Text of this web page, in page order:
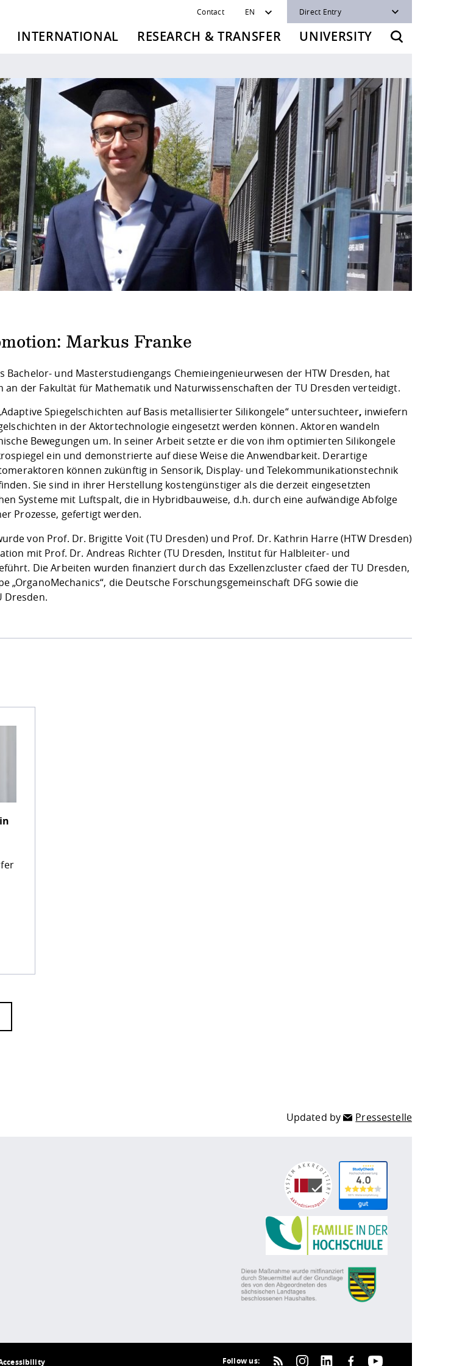
Contact EN Direct Entry
INTERNATIONAL RESEARCH & TRANSFER UNIVERSITY
Markus Franke
Bachelor- und Masterstudiengangs Chemieingenieurwesen der HTW Dresden, hat
der Fakultät für Mathematik und Naturwissenschaften der TU Dresden verteidigt.
Adaptive Spiegelschichten auf Basis metallisierter Silikongele“ untersuchteer, inwiefern
in der Aktortechnologie eingesetzt werden können. Aktoren wandeln
Bewegungen um. In seiner Arbeit setzte er die von ihm optimierten Silikongele
ein und demonstrierte auf diese Weise die Anwendbarkeit. Derartige
können zukünftig in Sensorik, Display- und Telekommunikationstechnik
Sie sind in ihrer Herstellung kostengünstiger als die derzeit eingesetzten
Systeme mit Luftspalt, die in Hybridbauweise, d.h. durch eine aufwändige Abfolge
Prozesse, gefertigt werden.
von Prof. Dr. Brigitte Voit (TU Dresden) und Prof. Dr. Kathrin Harre (HTW Dresden)
mit Prof. Dr. Andreas Richter (TU Dresden, Institut für Halbleiter- und
Die Arbeiten wurden finanziert durch das Exzellenzcluster cfaed der TU Dresden,
„OrganoMechanics“, die Deutsche Forschungsgemeinschaft DFG sowie die
Dresden.
Updated by Pressestelle
Follow us: